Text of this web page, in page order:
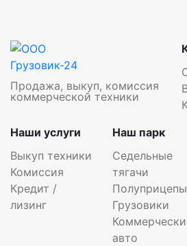
Продажа, выкуп, комиссия
коммерческой техники
Наши услуги
Выкуп техники
Комиссия
Кредит /
лизинг
Наш парк
Седельные
тягачи
Полуприцепы
Грузовики
авто